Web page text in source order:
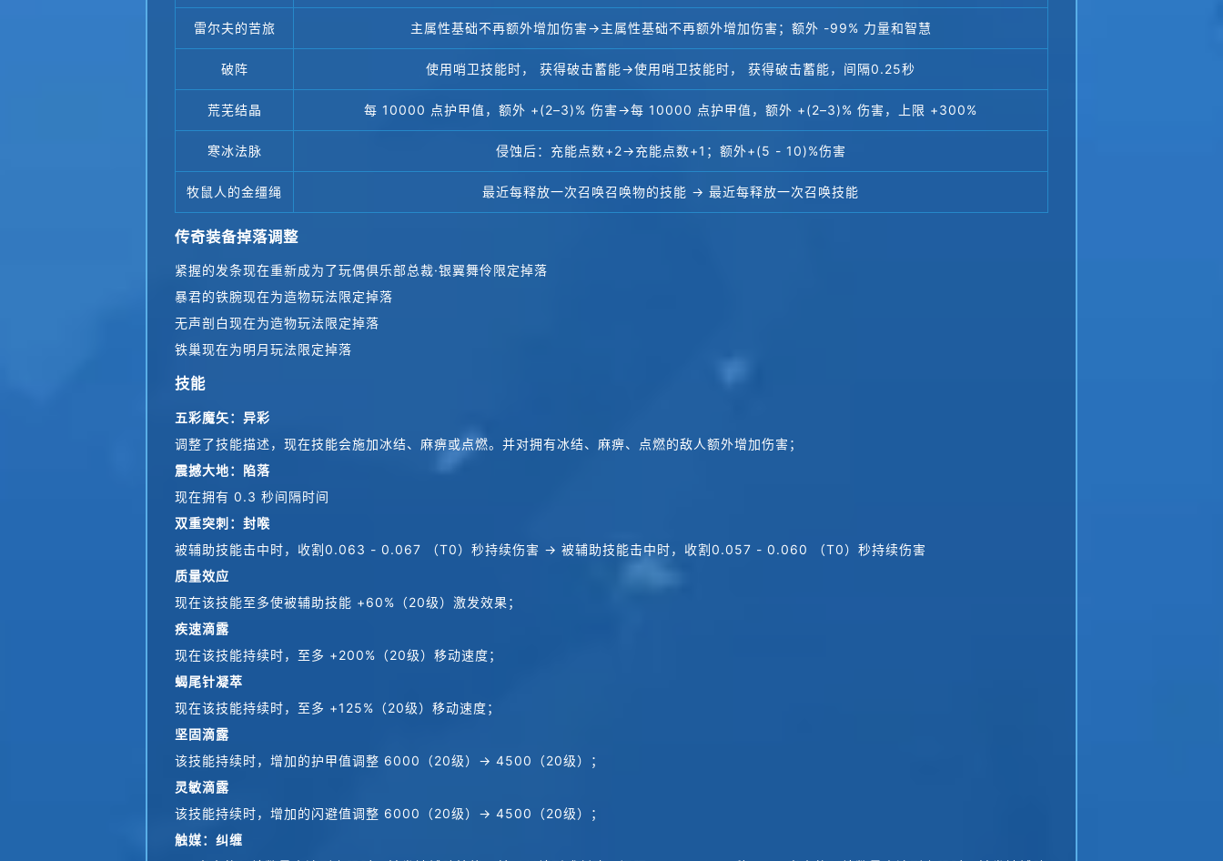
雷尔夫的苦旅 主属性基础不再额外增加伤害→主属性基础不再额外增加伤害；额外 -99% 力量和智慧
破阵 使用哨卫技能时， 获得破击蓄能→使用哨卫技能时， 获得破击蓄能，间隔0.25秒
荒芜结晶 每 10000 点护甲值，额外 +(2–3)% 伤害→每 10000 点护甲值，额外 +(2–3)% 伤害，上限 +300%
寒冰法脉 侵蚀后：充能点数+2→充能点数+1；额外+(5 - 10)%伤害
牧鼠人的金缰绳 最近每释放一次召唤召唤物的技能 → 最近每释放一次召唤技能
传奇装备掉落调整
紧握的发条现在重新成为了玩偶俱乐部总裁·银翼舞伶限定掉落
暴君的铁腕现在为造物玩法限定掉落
无声剖白现在为造物玩法限定掉落
铁巢现在为明月玩法限定掉落
技能
五彩魔矢：异彩
调整了技能描述，现在技能会施加冰结、麻痹或点燃。并对拥有冰结、麻痹、点燃的敌人额外增加伤害；
震撼大地：陷落
现在拥有 0.3 秒间隔时间
双重突刺：封喉
被辅助技能击中时，收割0.063 - 0.067 （T0）秒持续伤害 → 被辅助技能击中时，收割0.057 - 0.060 （T0）秒持续伤害
质量效应
现在该技能至多使被辅助技能 +60%（20级）激发效果；
疾速滴露
现在该技能持续时，至多 +200%（20级）移动速度；
蝎尾针凝萃
现在该技能持续时，至多 +125%（20级）移动速度；
坚固滴露
该技能持续时，增加的护甲值调整 6000（20级）→ 4500（20级）；
灵敏滴露
该技能持续时，增加的闪避值调整 6000（20级）→ 4500（20级）；
触媒：纠缠